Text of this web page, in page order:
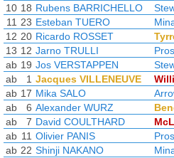
10 18 Rubens BARRICHELLO
11 23 Esteban TUERO
12 20 Ricardo ROSSET
13 12 Jarno TRULLI
ab 19 Jos VERSTAPPEN
ab
1 Jacques VILLENEUVE
ab 17 Mika SALO
ab
6 Alexander WURZ
ab
7 David COULTHARD
ab 11 Olivier PANIS
ab 22 Shinji NAKANO